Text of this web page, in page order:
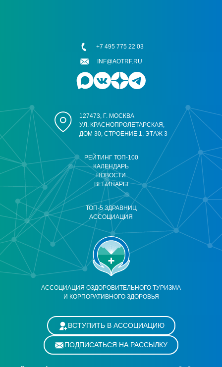
АССОЦИАЦИЯ ОЗДОРОВИТЕЛЬНОГО ТУРИЗМА
И КОРПОРАТИВНОГО ЗДОРОВЬЯ
РЕЙТИНГ ТОП-100
КАЛЕНДАРЬ
НОВОСТИ
ВЕБИНАРЫ
ТОП-5 ЗДРАВНИЦ
АССОЦИАЦИЯ
127473, Г. МОСКВА
УЛ. КРАСНОПРОЛЕТАРСКАЯ,
ДОМ 30, СТРОЕНИЕ 1, ЭТАЖ 3
+7 495 775 22 03
INF@AOTRF.RU
ВСТУПИТЬ В АССОЦИАЦИЮ
ПОДПИСАТЬСЯ НА РАССЫЛКУ